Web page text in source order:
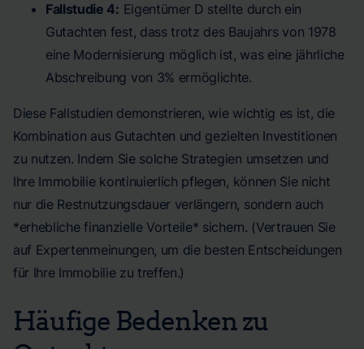
Fallstudie 4: Eigentümer D stellte durch ein
Gutachten fest, dass trotz des Baujahrs von 1978
eine Modernisierung möglich ist, was eine jährliche
Abschreibung von 3% ermöglichte.
Diese Fallstudien demonstrieren, wie wichtig es ist, die
Kombination aus Gutachten und gezielten Investitionen
zu nutzen. Indem Sie solche Strategien umsetzen und
Ihre Immobilie kontinuierlich pflegen, können Sie nicht
nur die Restnutzungsdauer verlängern, sondern auch
*erhebliche finanzielle Vorteile* sichern. (Vertrauen Sie
auf Expertenmeinungen, um die besten Entscheidungen
für Ihre Immobilie zu treffen.)
Häufige Bedenken zu